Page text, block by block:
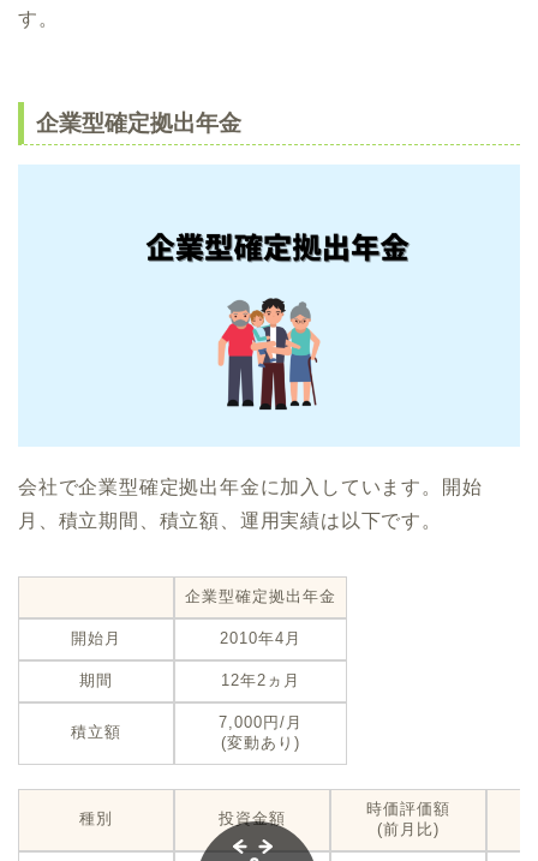
す。
企業型確定拠出年金
会社で企業型確定拠出年金に加入しています。開始
月、積立期間、積立額、運用実績は以下です。
企業型確定拠出年金
開始月 2010年4月
期間 12年2ヵ月
積立額
7,000円/月
(変動あり)
種別 投資金額
時価評価額
(前月比)